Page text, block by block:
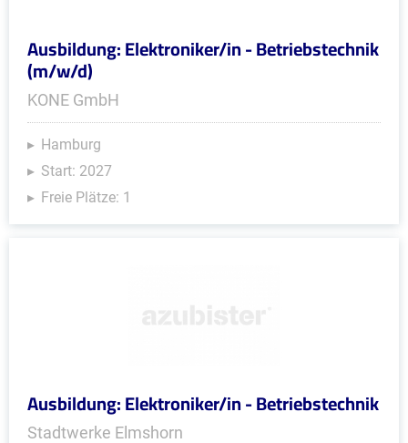
Ausbildung: Elektroniker/in - Betriebstechnik
(m/w/d)
KONE GmbH
Hamburg
Start: 2027
Freie Plätze: 1
Ausbildung: Elektroniker/in - Betriebstechnik
Stadtwerke Elmshorn